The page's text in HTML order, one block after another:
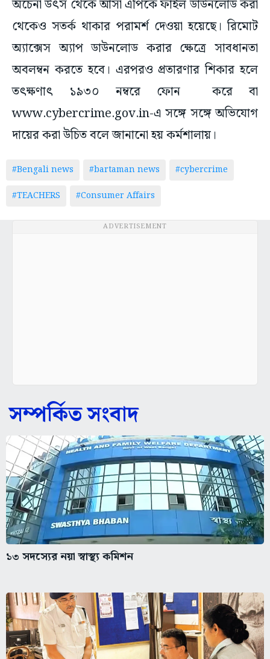
অচেনা উৎস থেকে আসা এপিকে ফাইল ডাউনলোড করা
থেকেও সতর্ক থাকার পরামর্শ দেওয়া হয়েছে। রিমোট
অ্যাক্সেস অ্যাপ ডাউনলোড করার ক্ষেত্রে সাবধানতা
অবলম্বন করতে হবে। এরপরও প্রতারণার শিকার হলে
তৎক্ষণাৎ ১৯৩০ নম্বরে ফোন করে বা
www.cybercrime.gov.in-এ সঙ্গে সঙ্গে অভিযোগ
দায়ের করা উচিত বলে জানানো হয় কর্মশালায়।
#Bengali news #bartaman news
#cybercrime
#TEACHERS
#Consumer Affairs
ADVERTISEMENT
সম্পর্কিত সংবাদ
১৩ সদস্যের নয়া স্বাস্থ্য কমিশন